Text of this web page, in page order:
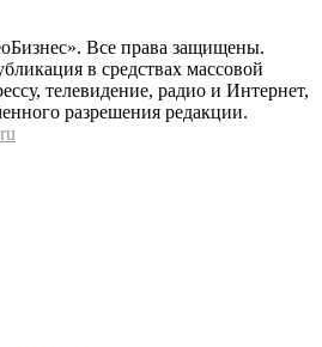
Все права защищены.
в средствах массовой
телевидение, радио и Интернет,
разрешения редакции.